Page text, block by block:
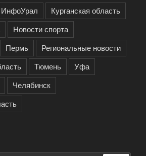
ИнфоУрал
Курганская область
Новости спорта
Пермь
Региональные новости
Тюмень
Уфа
Челябинск